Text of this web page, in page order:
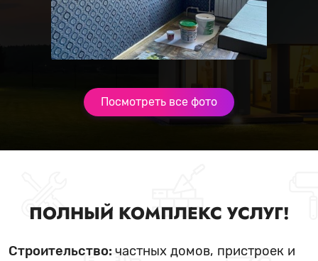
Посмотреть все фото
ПОЛНЫЙ КОМПЛЕКС УСЛУГ!
Строительство: частных домов, пристроек и